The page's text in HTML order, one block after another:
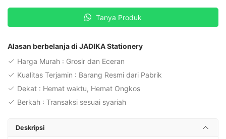
Gunting
STW-
per
pcs)
Tanya Produk
Alasan berbelanja di JADIKA Stationery
Harga Murah : Grosir dan Eceran
Kualitas Terjamin : Barang Resmi dari Pabrik
Dekat : Hemat waktu, Hemat Ongkos
Berkah : Transaksi sesuai syariah
Deskripsi